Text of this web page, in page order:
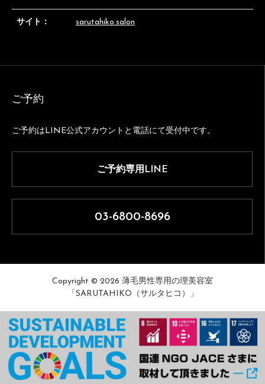
サイト： sarutahiko.salon
ご予約
ご予約はLINE公式アカウントと電話にて受付中です。
ご予約専用LINE
03-6800-8696
Copyright © 2026 薄毛男性専用の理美容室
「SARUTAHIKO（サルタヒコ）」